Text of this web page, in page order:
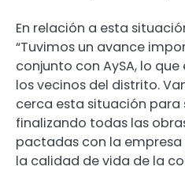
En relación a esta
“Tuvimos un avance
conjunto con AySA, lo
los vecinos del distrito.
cerca esta situación para
finalizando todas las
pactadas con la
la calidad de vida de la